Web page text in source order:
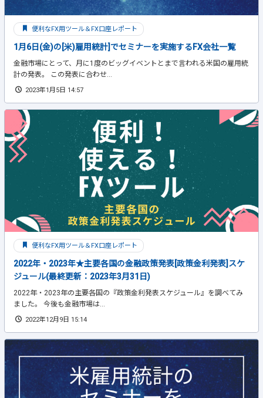
便利なFX用ツール＆FX口座レポート
1月6日(金)の[米)雇用統計]でセミナーを実施するFX会社一覧
金融市場にとって、月に1度のビッグイベントとまで言われる米国の雇用統
計の発表。 この発表に合わせ...
2023年1月5日 14:57
便利なFX用ツール＆FX口座レポート
2022年・2023年★主要各国の金融政策発表[政策金利発表]スケ
ジュール(最終更新：2023年3月31日)
2022年・2023年の主要各国の『政策金利発表スケジュール』を調べてみ
ました。 今後も金融市場は...
2022年12月9日 15:14